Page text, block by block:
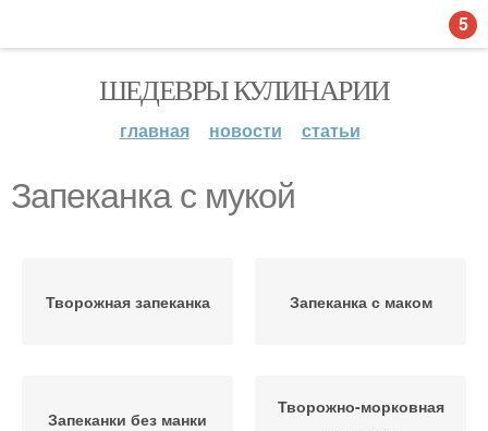
ШЕДЕВРЫ КУЛИНАРИИ
главная новости статьи
Запеканка с мукой
Творожная запеканка Запеканка с маком
Запеканки без манки
Творожно-морковная
5